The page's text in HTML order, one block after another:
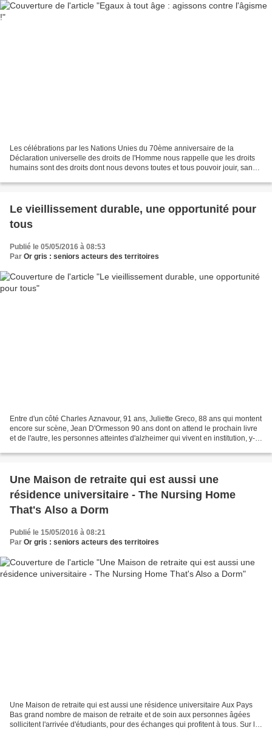
Les célébrations par les Nations Unies du 70ème anniversaire de la
Déclaration universelle des droits de l'Homme nous rappelle que les droits
humains sont des droits dont nous devons toutes et tous pouvoir jouir, sans
Le vieillissement durable, une opportunité pour
tous
Publié le 05/05/2016 à 08:53
Par Or gris : seniors acteurs des territoires
Entre d'un côté Charles Aznavour, 91 ans, Juliette Greco, 88 ans qui montent
encore sur scène, Jean D'Ormesson 90 ans dont on attend le prochain livre
et de l'autre, les personnes atteintes d'alzheimer qui vivent en institution, y-a-
Une Maison de retraite qui est aussi une
résidence universitaire - The Nursing Home
That's Also a Dorm
Publié le 15/05/2016 à 08:21
Par Or gris : seniors acteurs des territoires
Une Maison de retraite qui est aussi une résidence universitaire Aux Pays
Bas grand nombre de maison de retraite et de soin aux personnes âgées
sollicitent l'arrivée d'étudiants, pour des échanges qui profitent à tous. Sur le